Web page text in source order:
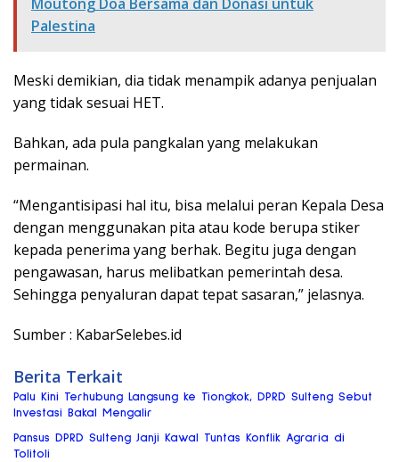
Palestina
Meski demikian, dia tidak menampik adanya penjualan
yang tidak sesuai HET.
Bahkan, ada pula pangkalan yang melakukan
permainan.
“Mengantisipasi hal itu, bisa melalui peran Kepala Desa
dengan menggunakan pita atau kode berupa stiker
kepada penerima yang berhak. Begitu juga dengan
pengawasan, harus melibatkan pemerintah desa.
Sehingga penyaluran dapat tepat sasaran,” jelasnya.
Sumber : KabarSelebes.id
Berita Terkait
Palu Kini Terhubung Langsung ke Tiongkok, DPRD Sulteng Sebut
Investasi Bakal Mengalir
Pansus DPRD Sulteng Janji Kawal Tuntas Konflik Agraria di
Tolitoli